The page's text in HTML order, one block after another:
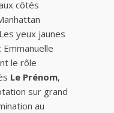
côtés
yeux jaunes
le rôle
Le Prénom,
sur grand
au